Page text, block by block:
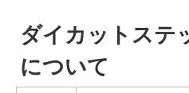
ダイカットステ
について